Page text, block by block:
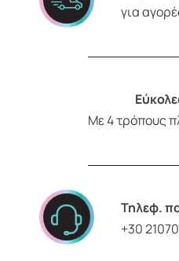
για
Με 4 τρόπους
Τηλεφ.
+30